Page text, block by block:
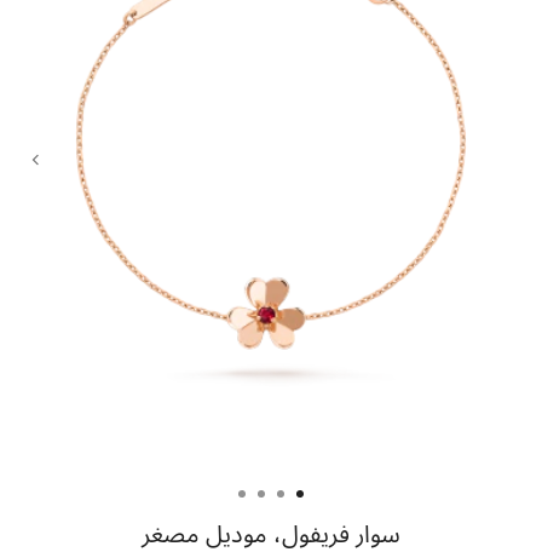
سوار فريفول، موديل مصغر